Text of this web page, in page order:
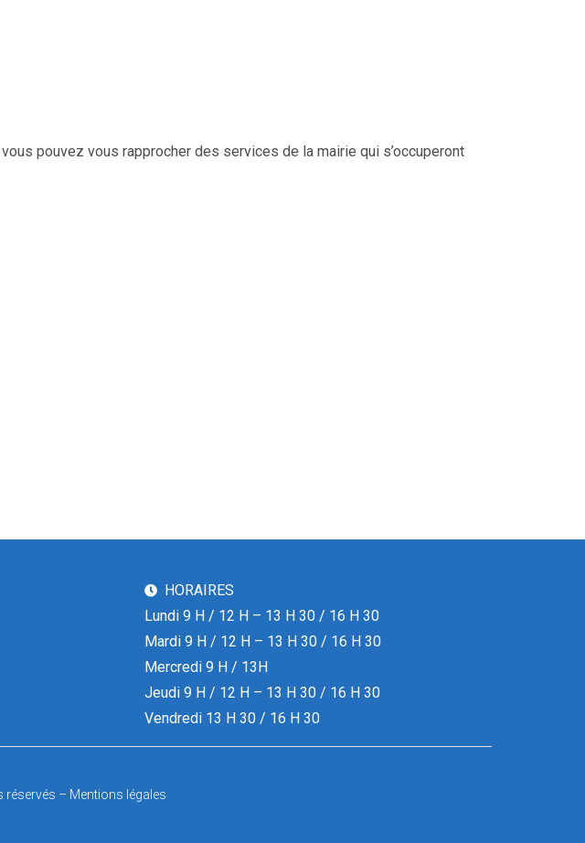
pouvez vous rapprocher des services de la mairie qui s’occuperont
HORAIRES
Lundi 9 H / 12 H – 13 H 30 / 16 H 30
Mardi 9 H / 12 H – 13 H 30 / 16 H 30
Mercredi 9 H / 13H
Jeudi 9 H / 12 H – 13 H 30 / 16 H 30
Vendredi 13 H 30 / 16 H 30
réservés – Mentions légales